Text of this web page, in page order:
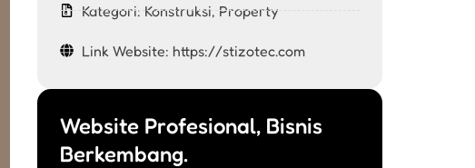
Kategori: Konstruksi, Property
Link Website: https://stizotec.com
Website Profesional, Bisnis
Berkembang.